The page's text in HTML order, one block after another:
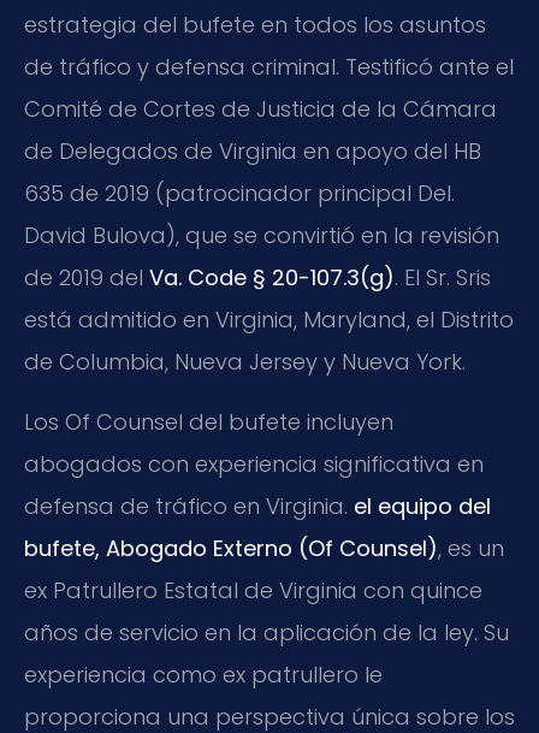
estrategia del bufete en todos los asuntos
de tráfico y defensa criminal. Testificó ante el
Comité de Cortes de Justicia de la Cámara
de Delegados de Virginia en apoyo del HB
635 de 2019 (patrocinador principal Del.
David Bulova), que se convirtió en la revisión
de 2019 del Va. Code § 20-107.3(g). El Sr. Sris
está admitido en Virginia, Maryland, el Distrito
de Columbia, Nueva Jersey y Nueva York.
Los Of Counsel del bufete incluyen
abogados con experiencia significativa en
defensa de tráfico en Virginia. el equipo del
bufete, Abogado Externo (Of Counsel), es un
ex Patrullero Estatal de Virginia con quince
años de servicio en la aplicación de la ley. Su
experiencia como ex patrullero le
proporciona una perspectiva única sobre los